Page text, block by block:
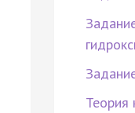
Теория